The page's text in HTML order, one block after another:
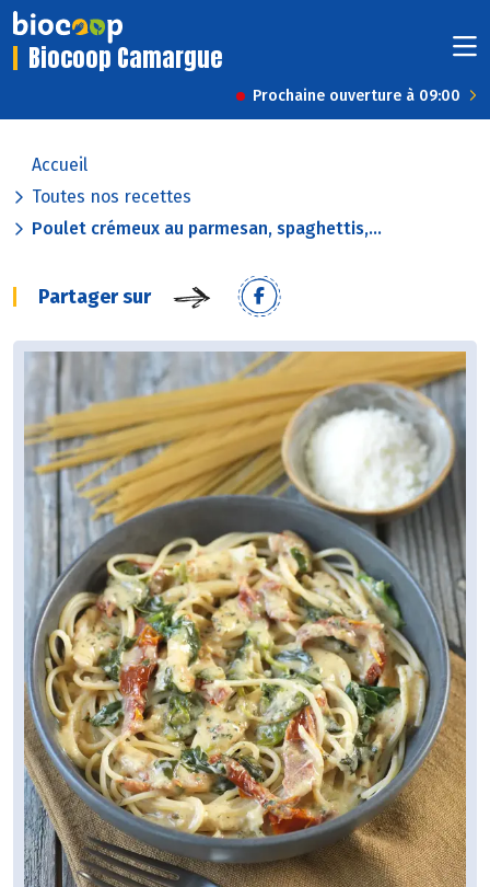
Biocoop Camargue
Prochaine ouverture à 09:00
Accueil
Toutes nos recettes
Poulet crémeux au parmesan, spaghettis,...
Partager sur